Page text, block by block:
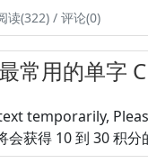
读(322) / 评论(0)
常用的单字
temporarily,
会获得 10 到 30 积分